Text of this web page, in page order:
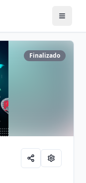
Finalizado